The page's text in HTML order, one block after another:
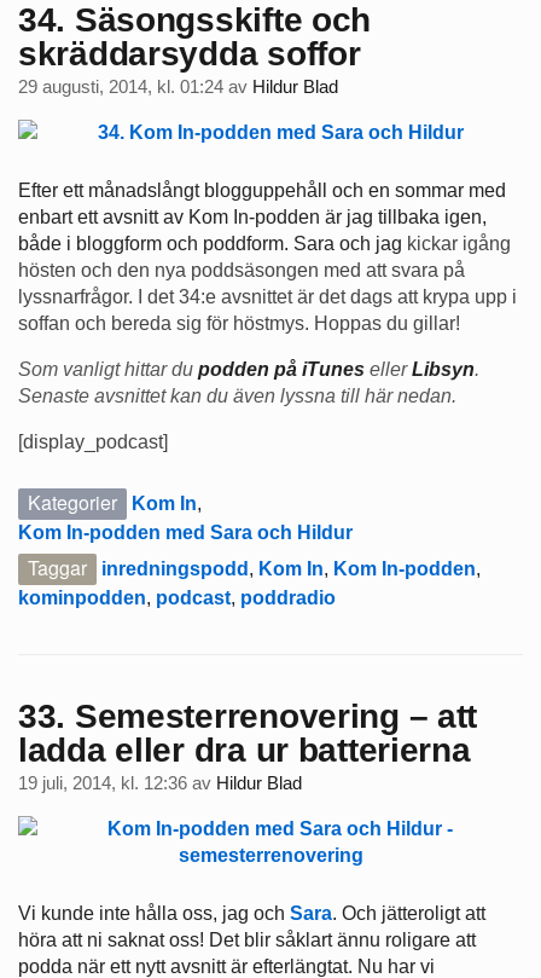
34. Säsongsskifte och
skräddarsydda soffor
29 augusti, 2014, kl. 01:24 av Hildur Blad
Efter ett månadslångt blogguppehåll och en sommar med
enbart ett avsnitt av Kom In-podden är jag tillbaka igen,
både i bloggform och poddform. Sara och jag kickar igång
hösten och den nya poddsäsongen med att svara på
lyssnarfrågor. I det 34:e avsnittet är det dags att krypa upp i
soffan och bereda sig för höstmys. Hoppas du gillar!
Som vanligt hittar du podden på iTunes ellerLibsyn.
Senaste avsnittet kan du även lyssna till här nedan.
[display_podcast]
Kategorier Kom In,
Kom In-podden med Sara och Hildur
Taggar inredningspodd , Kom In, Kom In-podden,
kominpodden, podcast, poddradio
33. Semesterrenovering – att
ladda eller dra ur batterierna
19 juli, 2014, kl. 12:36 av Hildur Blad
Vi kunde inte hålla oss, jag och Sara. Och jätteroligt att
höra att ni saknat oss! Det blir såklart ännu roligare att
podda när ett nytt avsnitt är efterlängtat. Nu har vi